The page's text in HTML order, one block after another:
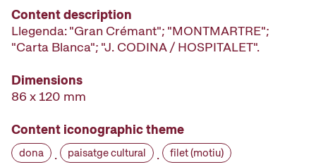
Content description
Llegenda: "Gran Crémant"; "MONTMARTRE";
"Carta Blanca"; "J. CODINA / HOSPITALET".
Dimensions
86 x 120 mm
Content iconographic theme
dona · paisatge cultural · filet (motiu)